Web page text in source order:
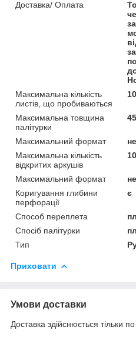
Доставка/ Оплата
Максимальна кількість
листів, що пробиваються
10
Максимальна товщина
палітурки
Максимальний формат
Максимальна кількість
відкритих аркушів
10
Максимальний формат
Коригування глибини
перфорації
є
Способ переплета
Спосіб палітурки
Тип
Приховати
Умови доставки
Доставка здійснюється тільки